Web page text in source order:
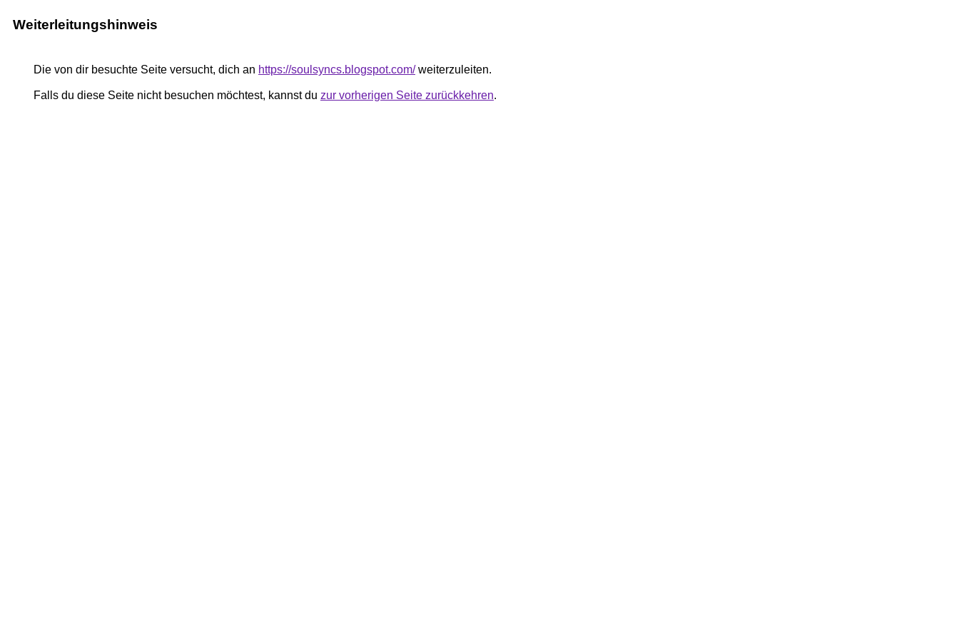
Weiterleitungshinweis
Die von dir besuchte Seite versucht, dich an https://soulsyncs.blogspot.com/weiterzuleiten.
Falls du diese Seite nicht besuchen möchtest, kannst du zur vorherigen Seite zurückkehren.